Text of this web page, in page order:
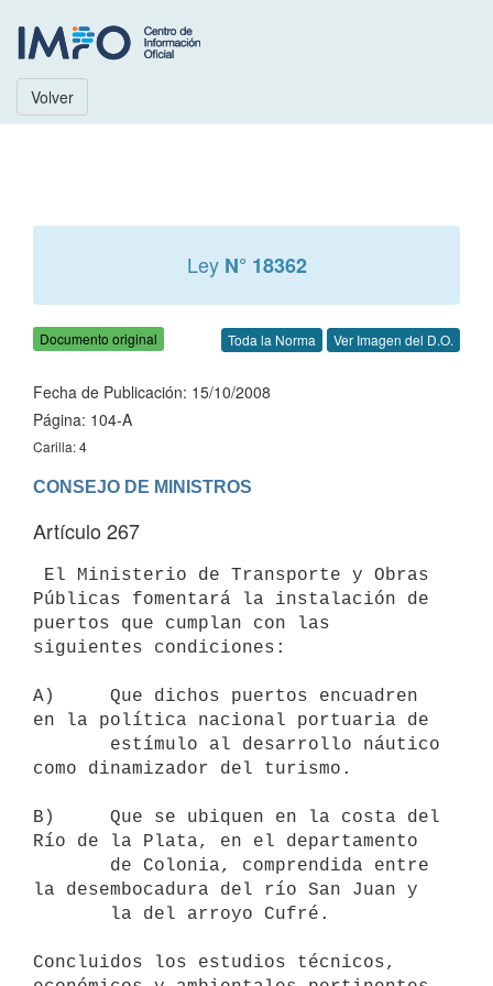
Volver
Ley N° 18362
Documento original Toda la Norma Ver Imagen del D.O.
Fecha de Publicación: 15/10/2008
Página: 104-A
Carilla: 4
Artículo 267
Públicas fomentará la instalación de
puertos que cumplan con las
siguientes condiciones:
A)     Que dichos puertos encuadren
en la política nacional portuaria de
como dinamizador del turismo.
B)     Que se ubiquen en la costa del
Río de la Plata, en el departamento
la desembocadura del río San Juan y
Concluidos los estudios técnicos,